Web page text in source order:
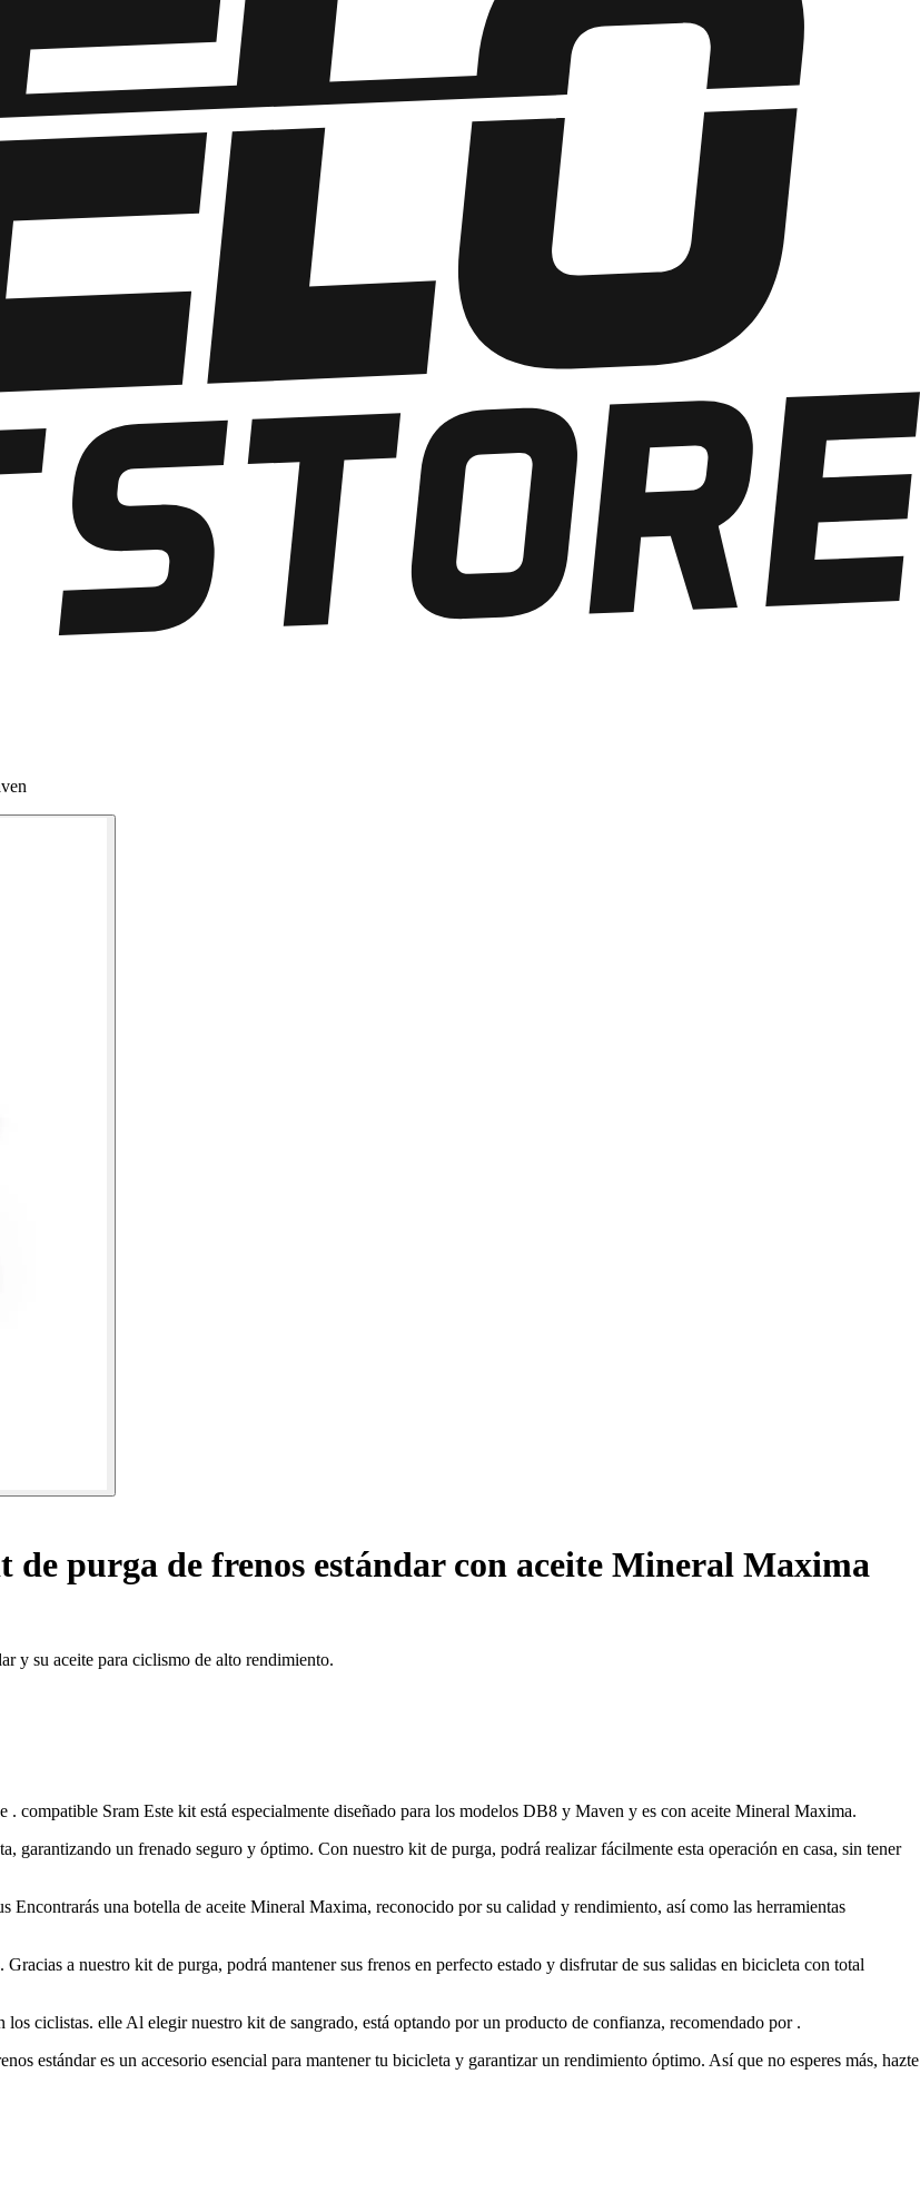
de purga de frenos estándar con aceite Mineral Maxima
y su aceite para ciclismo de alto rendimiento.
. compatible Sram Este kit está especialmente diseñado para los modelos DB8 y Maven y es con aceite Mineral Maxima.
garantizando un frenado seguro y óptimo. Con nuestro kit de purga, podrá realizar fácilmente esta operación en casa, sin tener
una botella de aceite Mineral Maxima, reconocido por su calidad y rendimiento, así como las herramientas
a nuestro kit de purga, podrá mantener sus frenos en perfecto estado y disfrutar de sus salidas en bicicleta con total
ciclistas. elle Al elegir nuestro kit de sangrado, está optando por un producto de confianza, recomendado por .
estándar es un accesorio esencial para mantener tu bicicleta y garantizar un rendimiento óptimo. Así que no esperes más, hazte